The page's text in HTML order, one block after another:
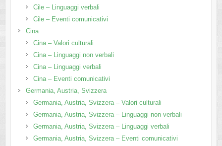
Cile – Linguaggi verbali
Cile – Eventi comunicativi
Cina
Cina – Valori culturali
Cina – Linguaggi non verbali
Cina – Linguaggi verbali
Cina – Eventi comunicativi
Germania, Austria, Svizzera
Germania, Austria, Svizzera – Valori culturali
Germania, Austria, Svizzera – Linguaggi non verbali
Germania, Austria, Svizzera – Linguaggi verbali
Germania, Austria, Svizzera – Eventi comunicativi